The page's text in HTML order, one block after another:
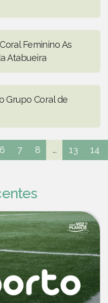
Feminino As
Atabueira
Grupo Coral de
6 7 8 ... 13 14